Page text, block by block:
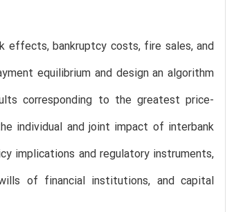
effects, bankruptcy costs, fire sales, and
equilibrium and design an algorithm
corresponding to the greatest price-
individual and joint impact of interbank
implications and regulatory instruments,
of financial institutions, and capital